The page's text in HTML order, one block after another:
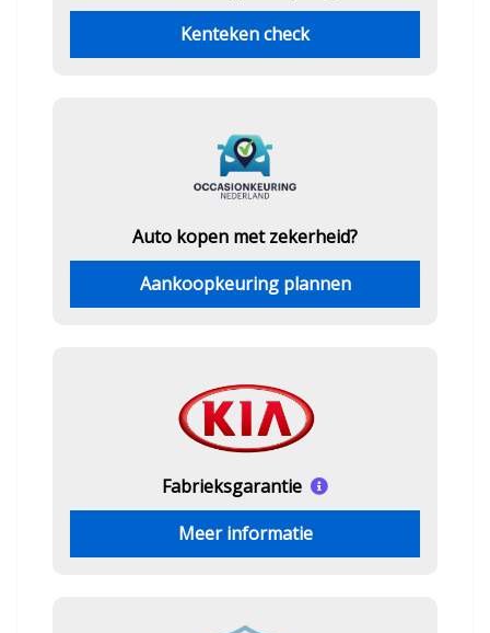
Kenteken check
Auto kopen met zekerheid?
Aankoopkeuring plannen
Fabrieksgarantie
Meer informatie